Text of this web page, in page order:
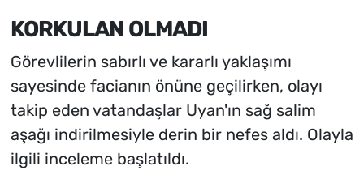
KORKULAN OLMADI
Görevlilerin sabırlı ve kararlı yaklaşımı
sayesinde facianın önüne geçilirken, olayı
takip eden vatandaşlar Uyan'ın sağ salim
aşağı indirilmesiyle derin bir nefes aldı. Olayla
ilgili inceleme başlatıldı.